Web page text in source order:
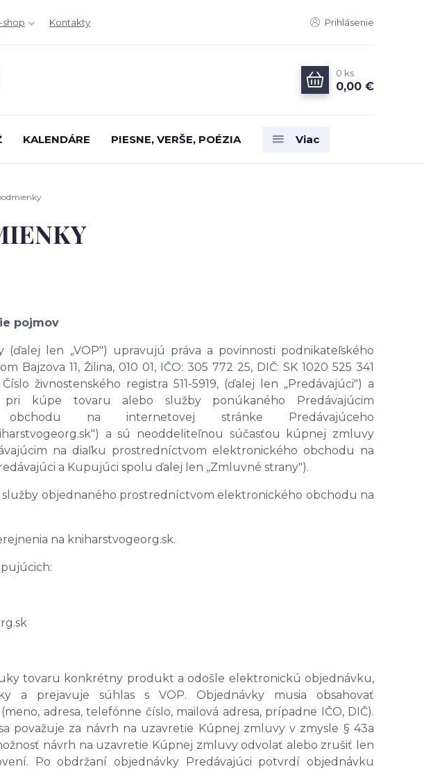
shop Kontakty Prihlásenie
0 ks
0,00 €
KALENDÁRE PIESNE, VERŠE, POÉZIA Viac
pojmov
len „VOP") upravujú práva a povinnosti podnikateľského
Bajzova 11, Žilina, 010 01, IČO: 305 772 25, DIČ: SK 1020 525 341
živnostenského registra 511-5919, (ďalej len „Predávajúci") a
kúpe tovaru alebo služby ponúkaného Predávajúcim
obchodu na internetovej stránke Predávajúceho
a sú neoddeliteľnou súčasťou kúpnej zmluvy
na diaľku prostredníctvom elektronického obchodu na
a Kupujúci spolu ďalej len „Zmluvné strany").
objednaného prostredníctvom elektronického obchodu na
na kniharstvogeorg.sk.
tovaru konkrétny produkt a odošle elektronickú objednávku,
a prejavuje súhlas s VOP. Objednávky musia obsahovať
adresa, telefónne číslo, mailová adresa, prípadne IČO, DIČ).
považuje za návrh na uzavretie Kúpnej zmluvy v zmysle § 43a
návrh na uzavretie Kúpnej zmluvy odvolať alebo zrušiť len
Po obdržaní objednávky Predávajúci potvrdí objednávku